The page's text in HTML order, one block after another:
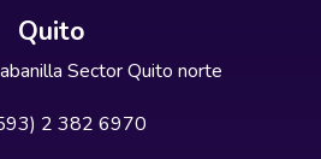
Quito
Sector Quito norte
2 382 6970